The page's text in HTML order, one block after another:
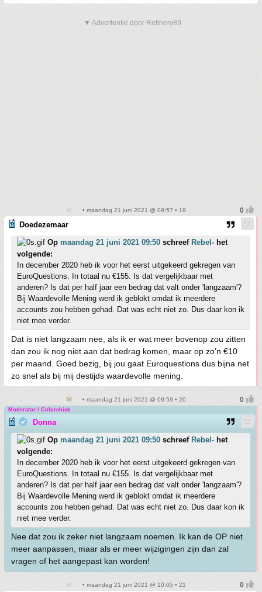
▼ Advertentie door Refinery89
• maandag 21 juni 2021 @ 09:57 • 19
Doedezemaar
Op maandag 21 juni 2021 09:50 schreef Rebel- het
volgende:
In december 2020 heb ik voor het eerst uitgekeerd gekregen van
EuroQuestions. In totaal nu €155. Is dat vergelijkbaar met
anderen? Is dat per half jaar een bedrag dat valt onder 'langzaam'?
Bij Waardevolle Mening werd ik geblokt omdat ik meerdere
accounts zou hebben gehad. Dat was echt niet zo. Dus daar kon ik
niet mee verder.
Dat is niet langzaam nee, als ik er wat meer bovenop zou zitten
dan zou ik nog niet aan dat bedrag komen, maar op zo’n €10
per maand. Goed bezig, bij jou gaat Euroquestions dus bijna net
zo snel als bij mij destijds waardevolle mening.
• maandag 21 juni 2021 @ 09:59 • 20
Moderator / Colorchick
Donna
Op maandag 21 juni 2021 09:50 schreef Rebel- het
volgende:
In december 2020 heb ik voor het eerst uitgekeerd gekregen van
EuroQuestions. In totaal nu €155. Is dat vergelijkbaar met
anderen? Is dat per half jaar een bedrag dat valt onder 'langzaam'?
Bij Waardevolle Mening werd ik geblokt omdat ik meerdere
accounts zou hebben gehad. Dat was echt niet zo. Dus daar kon ik
niet mee verder.
Nee dat zou ik zeker niet langzaam noemen. Ik kan de OP niet
meer aanpassen, maar als er meer wijzigingen zijn dan zal
vragen of het aangepast kan worden!
• maandag 21 juni 2021 @ 10:05 • 21